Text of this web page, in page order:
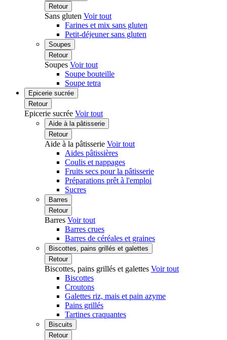
Retour
Sans gluten Voir tout
Farines et mix sans gluten
Petit-déjeuner sans gluten
Soupes
Retour
Soupes Voir tout
Soupe bouteille
Soupe tetra
Epicerie sucrée
Retour
Epicerie sucrée Voir tout
Aide à la pâtisserie
Retour
Aide à la pâtisserie Voir tout
Aides pâtissières
Coulis et nappages
Fruits secs pour la pâtisserie
Préparations prêt à l'emploi
Sucres
Barres
Retour
Barres Voir tout
Barres crues
Barres de céréales et graines
Biscottes, pains grillés et galettes
Retour
Biscottes, pains grillés et galettes Voir tout
Biscottes
Croutons
Galettes riz, mais et pain azyme
Pains grillés
Tartines craquantes
Biscuits
Retour